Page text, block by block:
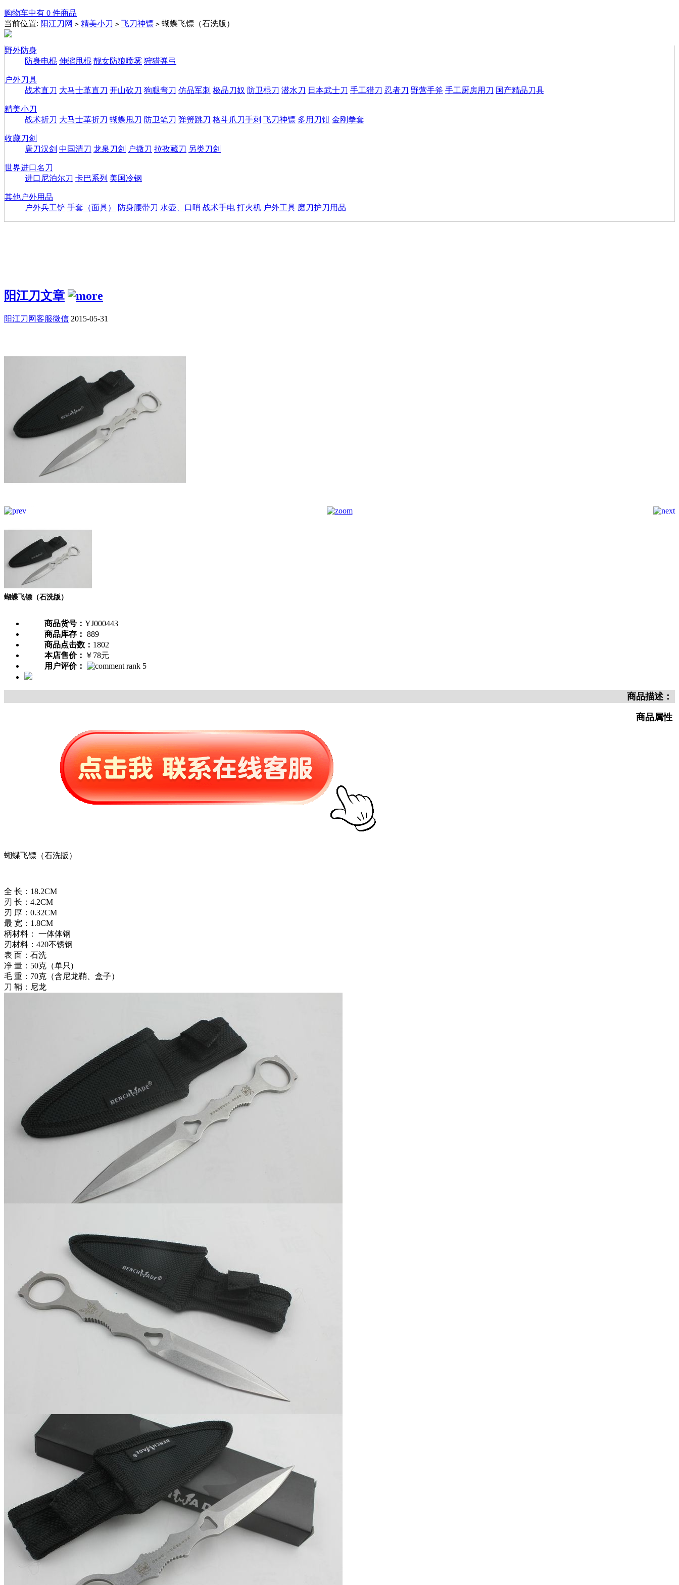
购物车中有 0 件商品
当前位置: 阳江刀网 > 精美小刀 > 飞刀神镖 > 蝴蝶飞镖（石洗版）
野外防身
防身电棍 伸缩甩棍 靓女防狼喷雾 狩猎弹弓
户外刀具
战术直刀 大马士革直刀 开山砍刀 狗腿弯刀 仿品军刺 极品刀奴 防卫棍刀 潜水刀 日本武士刀 手工猎刀 忍者刀 野营手斧 手工厨房用刀 国产精品刀具
精美小刀
战术折刀 大马士革折刀 蝴蝶甩刀 防卫笔刀 弹簧跳刀 格斗爪刀手刺 飞刀神镖 多用刀钳 金刚拳套
收藏刀剑
唐刀汉剑 中国清刀 龙泉刀剑 户撒刀 拉孜藏刀 另类刀剑
世界进口名刀
进口尼泊尔刀 卡巴系列 美国冷钢
其他户外用品
户外兵工铲 手套（面具） 防身腰带刀 水壶、口哨 战术手电 打火机 户外工具 磨刀护刀用品
阳江刀文章
阳江刀网客服微信 2015-05-31
蝴蝶飞镖（石洗版）
商品货号： YJ000443
商品库存： 889
商品点击数： 1802
本店售价： ￥78元
用户评价：
商品描述：
商品属性
蝴蝶飞镖（石洗版）
全 长：18.2CM
刃 长：4.2CM
刃 厚：0.32CM
最 宽：1.8CM
柄材料： 一体体钢
刃材料：420不锈钢
表 面：石洗
净 量：50克（单只)
毛 重：70克（含尼龙鞘、盒子）
刀 鞘：尼龙